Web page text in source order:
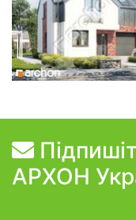
АРХОН